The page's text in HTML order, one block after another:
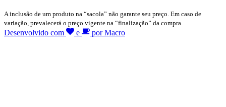
A inclusão de um produto na “sacola” não garante seu preço. Em caso de
variação, prevalecerá o preço vigente na “finalização” da compra.
Desenvolvido com e por Macro